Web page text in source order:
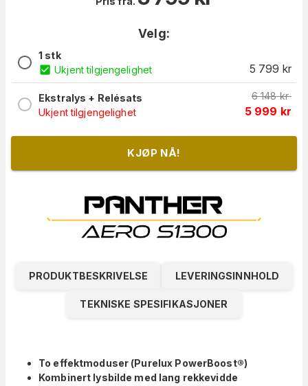
Velg:
1 stk
Ukjent tilgjengelighet
5 799 kr
Ekstralys + Relésats
Ukjent tilgjengelighet
6 148 kr
5 999 kr
KJØP NÅ!
PRODUKTBESKRIVELSE LEVERINGSINNHOLD
TEKNISKE SPESIFIKASJONER
To effektmoduser (Purelux PowerBoost®)
Kombinert lysbilde med lang rekkevidde